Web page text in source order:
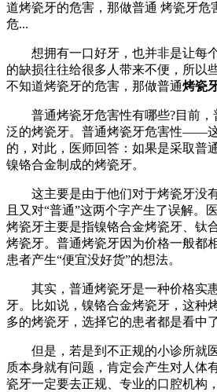
道烤瓷牙的危害，那做普通 烤瓷牙危
危...
想拥有一口好牙，也并非是让每
的缺损往往给很多人带来不便，所以
不知道烤瓷牙的危害，那做普通烤瓷
普通烤瓷牙危害性有哪些?目前，
泛的烤瓷牙。普通烤瓷牙危害性——
的，对此，医师回答：如果是采取普
镍铬合金制成的烤瓷牙。
这主要是由于他们对于烤瓷牙没
且又对“普通”这两个字产生了误解。
烤瓷牙主要是指镍铬合金烤瓷牙、钛
烤瓷牙。普通烤瓷牙因为价格一般都
患者产生“便宜没好货”的想法。
其实，普通烤瓷牙是一种价格实
牙。比如说，镍铬合金烤瓷牙，这种
多的烤瓷牙，选择它的患者都是看中
但是，若是到不正规的小诊所就
质本身就有问题，肯定会产生对人体
瓷牙一定要去正规、专业的口腔机构